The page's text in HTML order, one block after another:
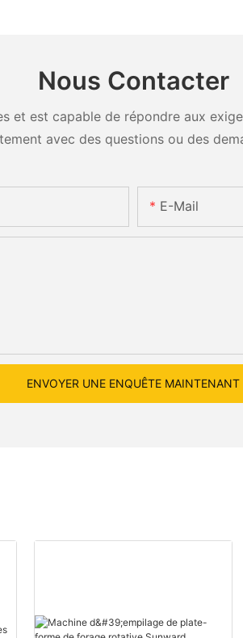
Nous Contacter
et est capable de répondre aux
avec des questions ou des
E-Mail
ENVOYER UNE ENQUÊTE MAINTENANT